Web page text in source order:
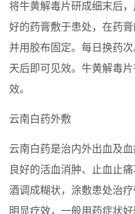
将牛黄解毒片研成细末后
好的药膏敷于患处，在药
并用胶布固定。每日换药
天后即可见效。牛黄解毒
效。
云南白药外敷
云南白药是治内外出血及
良好的活血消肿、止血止
酒调成糊状，涂敷患处治
明显疗效，一般用药症状